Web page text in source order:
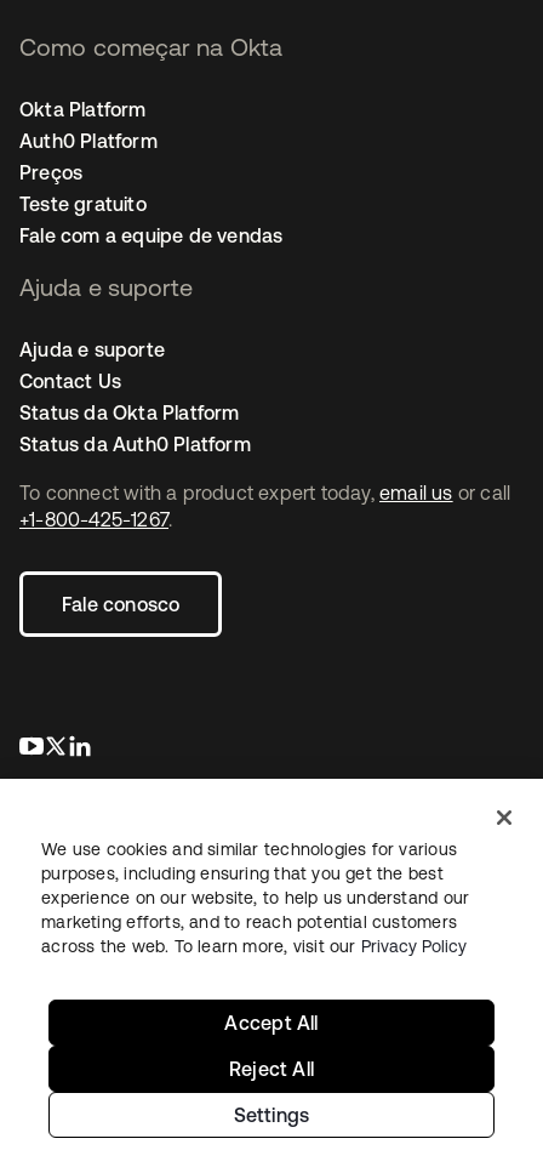
To connect with a product expert today, email us or call
+1-800-425-1267.
Fale conosco
abre em uma nova guia
abre em uma nova guia
Como começar na Okta
Okta Platform
Auth0 Platform
Preços
Teste gratuito
Fale com a equipe de vendas
Ajuda e suporte
Ajuda e suporte
Contact Us
Status da Okta Platform
Status da Auth0 Platform
JurídicoPolítica de privacidadeTermos do siteSegurança
Mapa do sitePreferências de cookies
Copyright © 2026 Okta. Todos os direitos reservados.
We use cookies and similar technologies for various
purposes, including ensuring that you get the best
experience on our website, to help us understand our
marketing efforts, and to reach potential customers
across the web. To learn more, visit our Privacy Policy
Settings
Reject All
Accept All